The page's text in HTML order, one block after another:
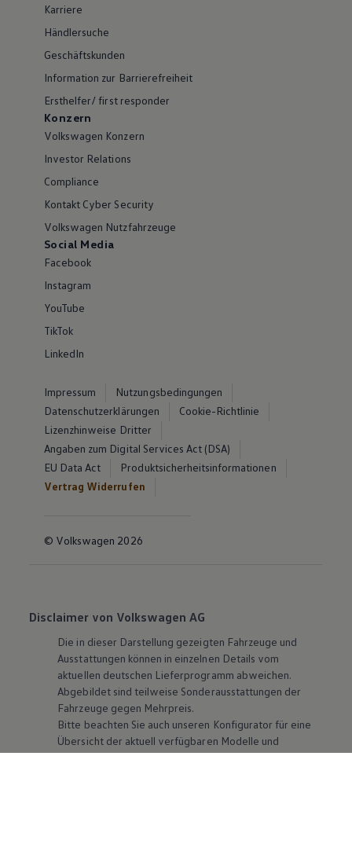
Karriere
Händlersuche
Geschäftskunden
Information zur Barrierefreiheit
Ersthelfer/ first responder
Konzern
Volkswagen Konzern
Investor Relations
Compliance
Kontakt Cyber Security
Volkswagen Nutzfahrzeuge
Social Media
Facebook
Instagram
YouTube
TikTok
LinkedIn
Impressum
Nutzungsbedingungen
Datenschutzerklärungen
Cookie-Richtlinie
Lizenzhinweise Dritter
Angaben zum Digital Services Act (DSA)
EU Data Act
Produktsicherheitsinformationen
Vertrag Widerrufen
© Volkswagen 2026
Disclaimer von Volkswagen AG
Die in dieser Darstellung gezeigten Fahrzeuge und
Ausstattungen können in einzelnen Details vom
aktuellen deutschen Lieferprogramm abweichen.
Abgebildet sind teilweise Sonderausstattungen der
Fahrzeuge gegen Mehrpreis.
Bitte beachten Sie auch unseren Konfigurator für eine
Übersicht der aktuell verfügbaren Modelle und
Ausstattungen.